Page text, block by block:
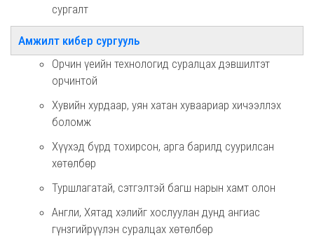
сургалт
Амжилт кибер сургууль
Орчин үеийн технологид суралцах дэвшилтэт
орчинтой
Хувийн хурдаар, уян хатан хуваариар хичээллэх
боломж
Хүүхэд бүрд тохирсон, арга барилд суурилсан
хөтөлбөр
Туршлагатай, сэтгэлтэй багш нарын хамт олон
Англи, Хятад хэлийг хослуулан дунд ангиас
гүнзгийрүүлэн суралцах хөтөлбөр